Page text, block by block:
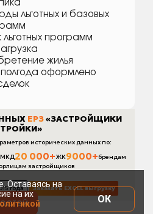
льготных и базовых
программ
жилья
оформлено
Оставаясь на
на их
ОК